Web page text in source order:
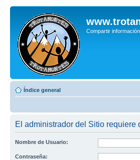
Compartir
Índice general
El administrador del Sitio requiere
Nombre de Usuario:
Contraseña: